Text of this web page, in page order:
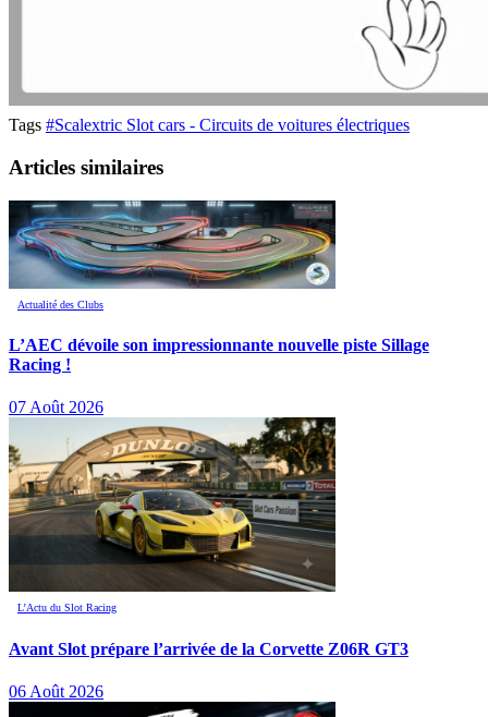
Tags #Scalextric Slot cars - Circuits de voitures électriques
Articles similaires
Actualité des Clubs
L’AEC dévoile son impressionnante nouvelle piste Sillage
Racing !
07 Août 2026
L’Actu du Slot Racing
Avant Slot prépare l’arrivée de la Corvette Z06R GT3
06 Août 2026